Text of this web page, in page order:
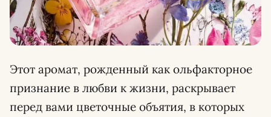
Этот аромат, рожденный как ольфакторное
признание в любви к жизни, раскрывает
перед вами цветочные объятия, в которых